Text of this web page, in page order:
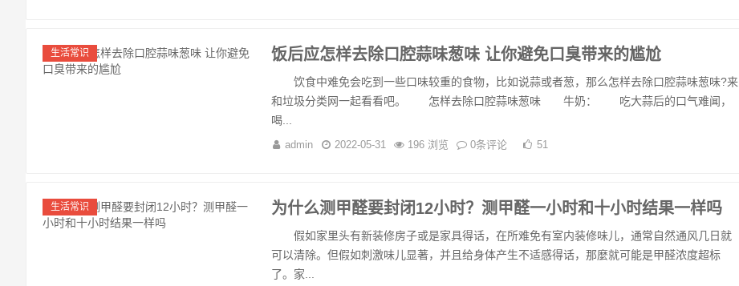
生活常识 饭后应怎样去除口腔蒜味葱味 让你避免口臭带来的尴尬
饮食中难免会吃到一些口味较重的食物，比如说蒜或者葱，那么怎样去除口腔蒜味葱味?来
和垃圾分类网一起看看吧。 怎样去除口腔蒜味葱味 牛奶： 吃大蒜后的口气难闻，
喝...
admin 2022-05-31 196 浏览 0条评论 51
生活常识 为什么测甲醛要封闭12小时？测甲醛一小时和十小时结果一样吗
假如家里头有新装修房子或是家具得话，在所难免有室内装修味儿，通常自然通风几日就
可以清除。但假如刺激味儿显著，并且给身体产生不适感得话，那麼就可能是甲醛浓度超标
了。家...